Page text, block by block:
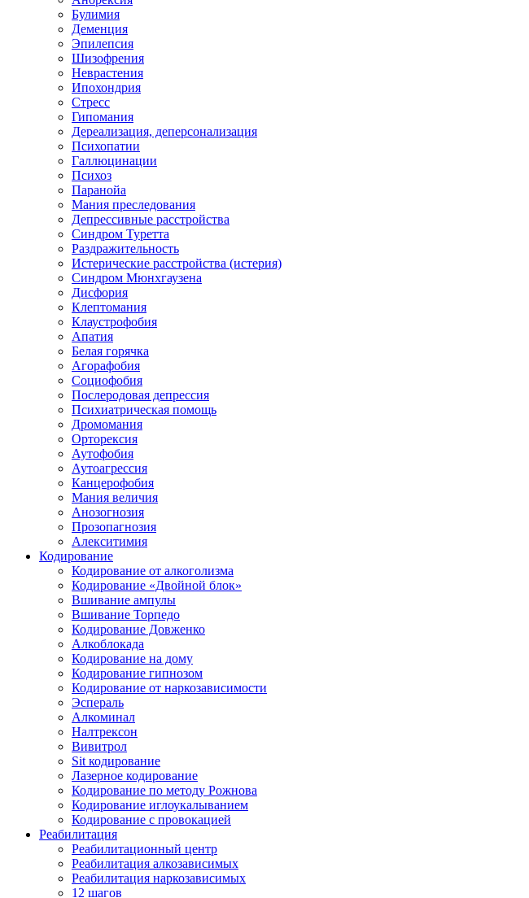
Булимия
Деменция
Эпилепсия
Шизофрения
Неврастения
Ипохондрия
Стресс
Гипомания
Дереализация, деперсонализация
Психопатии
Галлюцинации
Психоз
Паранойа
Мания преследования
Депрессивные расстройства
Синдром Туретта
Раздражительность
Истерические расстройства (истерия)
Синдром Мюнхгаузена
Дисфория
Клептомания
Клаустрофобия
Апатия
Белая горячка
Агорафобия
Социофобия
Послеродовая депрессия
Психиатрическая помощь
Дромомания
Орторексия
Аутофобия
Аутоагрессия
Канцерофобия
Мания величия
Анозогнозия
Прозопагнозия
Алекситимия
Кодирование
Кодирование от алкоголизма
Кодирование «Двойной блок»
Вшивание ампулы
Вшивание Торпедо
Кодирование Довженко
Алкоблокада
Кодирование на дому
Кодирование гипнозом
Кодирование от наркозависимости
Эспераль
Алкоминал
Налтрексон
Вивитрол
Sit кодирование
Лазерное кодирование
Кодирование по методу Рожнова
Кодирование иглоукалыванием
Кодирование с провокацией
Реабилитация
Реабилитационный центр
Реабилитация алкозависимых
Реабилитация наркозависимых
12 шагов